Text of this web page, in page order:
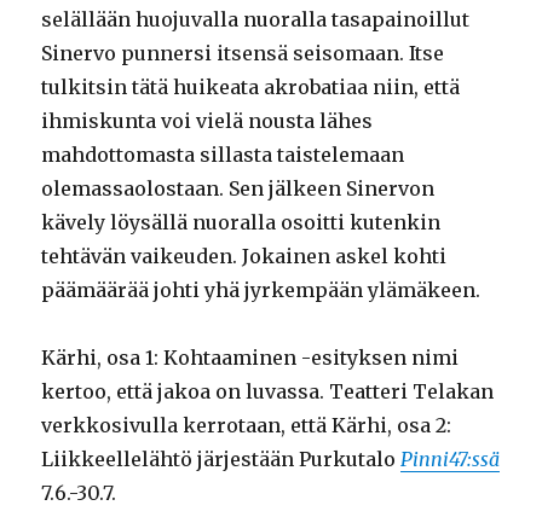
selällään huojuvalla nuoralla tasapainoillut
Sinervo punnersi itsensä seisomaan. Itse
tulkitsin tätä huikeata akrobatiaa niin, että
ihmiskunta voi vielä nousta lähes
mahdottomasta sillasta taistelemaan
olemassaolostaan. Sen jälkeen Sinervon
kävely löysällä nuoralla osoitti kutenkin
tehtävän vaikeuden. Jokainen askel kohti
päämäärää johti yhä jyrkempään ylämäkeen.
Kärhi, osa 1: Kohtaaminen -esityksen nimi
kertoo, että jakoa on luvassa. Teatteri Telakan
verkkosivulla kerrotaan, että Kärhi, osa 2:
Liikkeellelähtö järjestään PurkutaloPinni47:ssä
7.6.-30.7.